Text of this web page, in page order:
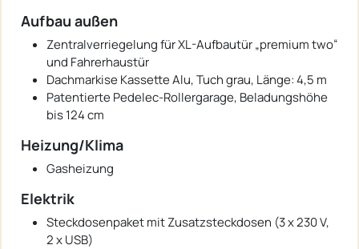
Aufbau außen
Zentralverriegelung für XL-Aufbautür „premium two“
und Fahrerhaustür
Dachmarkise Kassette Alu, Tuch grau, Länge: 4,5 m
Patentierte Pedelec-Rollergarage, Beladungshöhe
bis 124 cm
Heizung/Klima
Gasheizung
Elektrik
Steckdosenpaket mit Zusatzsteckdosen (3 x 230 V,
2 x USB)